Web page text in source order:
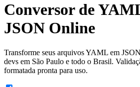
Conversor de
JSON Online
Transforme seus arquivos YAML em
devs em São Paulo e todo o Brasil.
formatada pronta para uso.